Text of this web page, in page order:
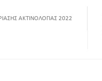
ΑΚΤΙΝΟΛΟΓΙΑΣ 2022